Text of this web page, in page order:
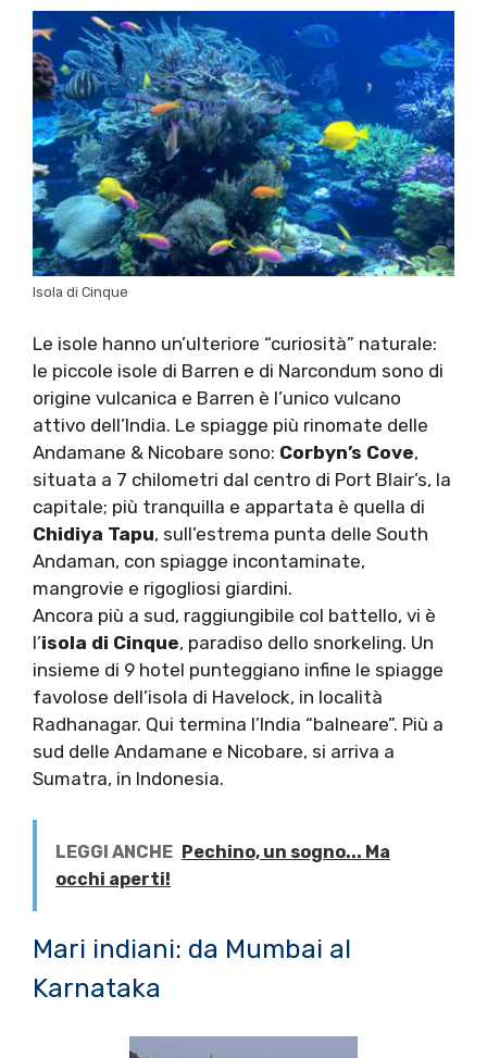
Isola di Cinque
Le isole hanno un’ulteriore “curiosità” naturale:
le piccole isole di Barren e di Narcondum sono di
origine vulcanica e Barren è l’unico vulcano
attivo dell’India. Le spiagge più rinomate delle
Andamane & Nicobare sono: Corbyn’s Cove,
situata a 7 chilometri dal centro di Port Blair’s, la
capitale; più tranquilla e appartata è quella di
Chidiya Tapu, sull’estrema punta delle South
Andaman, con spiagge incontaminate,
mangrovie e rigogliosi giardini.
Ancora più a sud, raggiungibile col battello, vi è
l’isola di Cinque, paradiso dello snorkeling. Un
insieme di 9 hotel punteggiano infine le spiagge
favolose dell’isola di Havelock, in località
Radhanagar. Qui termina l’India “balneare”. Più a
sud delle Andamane e Nicobare, si arriva a
Sumatra, in Indonesia.
LEGGI ANCHE Pechino, un sogno... Ma
occhi aperti!
Mari indiani: da Mumbai al
Karnataka